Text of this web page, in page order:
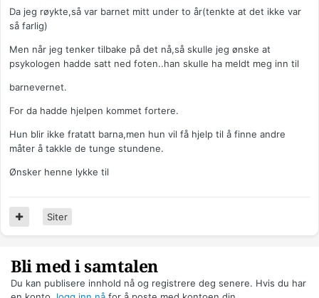
Da jeg røykte,så var barnet mitt under to år(tenkte at det ikke var
så farlig)
Men når jeg tenker tilbake på det nå,så skulle jeg ønske at
psykologen hadde satt ned foten..han skulle ha meldt meg inn til
barnevernet.
For da hadde hjelpen kommet fortere.
Hun blir ikke fratatt barna,men hun vil få hjelp til å finne andre
måter å takkle de tunge stundene.
Ønsker henne lykke til
Siter
Bli med i samtalen
Du kan publisere innhold nå og registrere deg senere. Hvis du har